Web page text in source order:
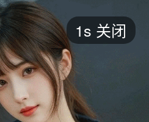
短剧
评分
甜宠 逆袭 玄幻
2024 2023 2022
1s 关闭